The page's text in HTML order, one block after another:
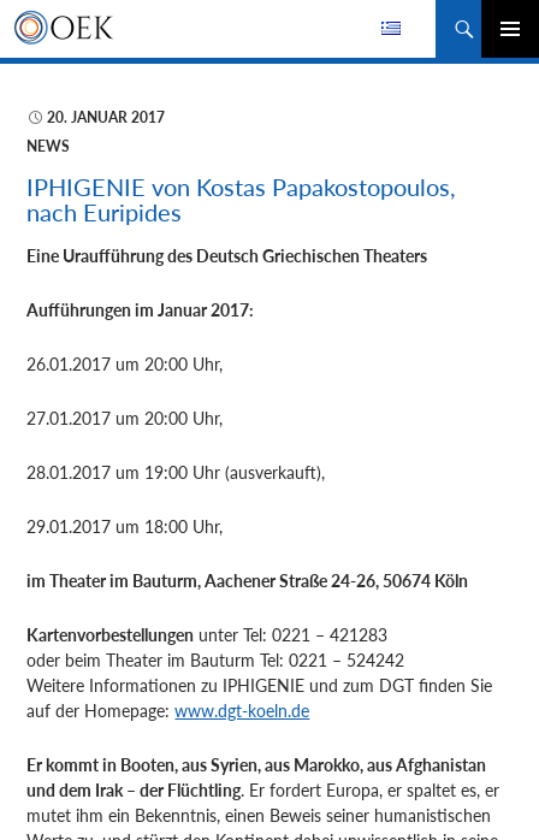
Suchen
ZUM
20. JANUAR 2017
NEWS
IPHIGENIE von Kostas Papakostopoulos,
nach Euripides
Eine Uraufführung des Deutsch Griechischen Theaters
Aufführungen im Januar 2017:
26.01.2017 um 20:00 Uhr,
27.01.2017 um 20:00 Uhr,
28.01.2017 um 19:00 Uhr (ausverkauft),
29.01.2017 um 18:00 Uhr,
im Theater im Bauturm, Aachener Straße 24-26, 50674 Köln
Kartenvorbestellungen unter Tel: 0221 – 421283
oder beim Theater im Bauturm Tel: 0221 – 524242
Weitere Informationen zu IPHIGENIE und zum DGT finden Sie
auf der Homepage:www.dgt-koeln.de
Er kommt in Booten, aus Syrien, aus Marokko, aus Afghanistan
und dem Irak – der Flüchtling. Er fordert Europa, er spaltet es, er
mutet ihm ein Bekenntnis, einen Beweis seiner humanistischen